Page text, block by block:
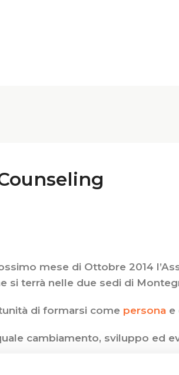
mese di Ottobre 2014
si terrà nelle due sedi di
di formarsi come persona e
cambiamento, sviluppo ed
approcci proprio perchè